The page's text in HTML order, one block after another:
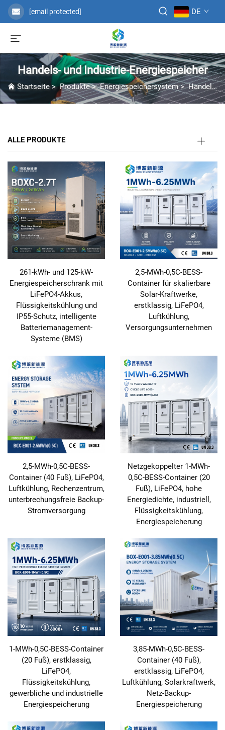
[email protected] DE
Handels- und Industrie-Energiespeicher
Startseite>Produkte>Energiespeichersystem>Handels- und Industrie-Energiespeicher
ALLE PRODUKTE
261-kWh- und 125-kW-
Energiespeicherschrank mit
LiFePO4-Akkus,
Flüssigkeitskühlung und
IP55-Schutz, intelligente
Batteriemanagement-
Systeme (BMS)
2,5-MWh-0,5C-BESS-
Container für skalierbare
Solar-Kraftwerke,
erstklassig, LiFePO4,
Luftkühlung,
Versorgungsunternehmen
2,5-MWh-0,5C-BESS-
Container (40 Fuß), LiFePO4,
Luftkühlung, Rechenzentrum,
unterbrechungsfreie Backup-
Stromversorgung
Netzgekoppelter 1-MWh-
0,5C-BESS-Container (20
Fuß), LiFePO4, hohe
Energiedichte, industriell,
Flüssigkeitskühlung,
Energiespeicherung
1-MWh-0,5C-BESS-Container
(20 Fuß), erstklassig,
LiFePO4,
Flüssigkeitskühlung,
gewerbliche und industrielle
Energiespeicherung
3,85-MWh-0,5C-BESS-
Container (40 Fuß),
erstklassig, LiFePO4,
Luftkühlung, Solarkraftwerk,
Netz-Backup-
Energiespeicherung